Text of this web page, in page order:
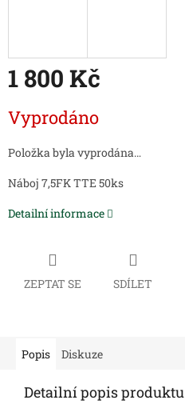
1 800 Kč
cena:
Vyprodáno
Položka byla vyprodána…
Náboj 7,5FK TTE 50ks
Detailní informace
ZEPTAT SE SDÍLET
Popis Diskuze
Detailní popis produktu